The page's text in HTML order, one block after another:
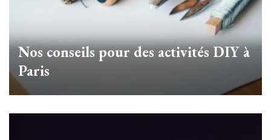
Nos conseils pour des activités DIY à
Paris